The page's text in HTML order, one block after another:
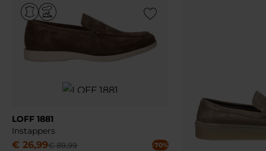
Add to Wishlist
LOFF 1881
Instappers
€ 26,99€ 89,99 -70%